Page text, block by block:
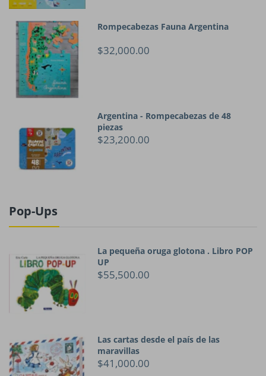
Rompecabezas Fauna Argentina
$32,000.00
Argentina - Rompecabezas de 48
piezas
$23,200.00
Pop-Ups
La pequeña oruga glotona . Libro POP
UP
$55,500.00
Las cartas desde el país de las
maravillas
$41,000.00